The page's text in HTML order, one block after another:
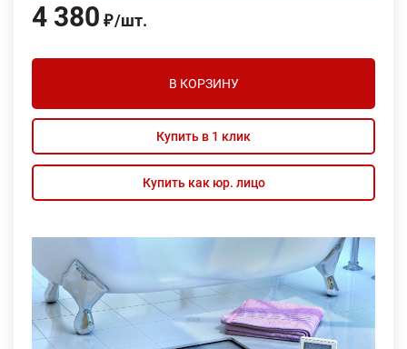
4 380 ₽/шт.
В КОРЗИНУ
Купить в 1 клик
Купить как юр. лицо